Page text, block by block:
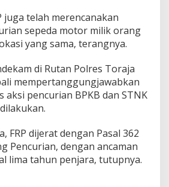
juga telah merencanakan
sepeda motor milik orang
yang sama, terangnya.
di Rutan Polres Toraja
mempertanggungjawabkan
aksi pencurian BPKB dan STNK
FRP dijerat dengan Pasal 362
Pencurian, dengan ancaman
lima tahun penjara, tutupnya.